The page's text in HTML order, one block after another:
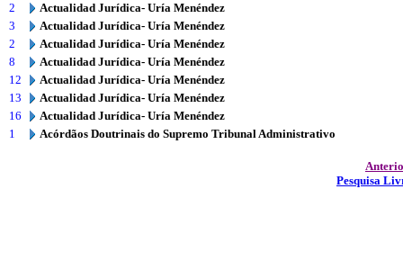
2
Actualidad Jurídica- Uría Menéndez
3
Actualidad Jurídica- Uría Menéndez
2
Actualidad Jurídica- Uría Menéndez
8
Actualidad Jurídica- Uría Menéndez
12
Actualidad Jurídica- Uría Menéndez
13
Actualidad Jurídica- Uría Menéndez
16
Actualidad Jurídica- Uría Menéndez
1
Acórdãos Doutrinais do Supremo Tribunal Administrativo
Pesquisa